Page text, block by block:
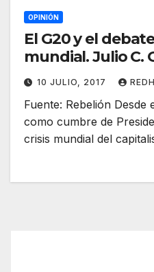
OPINIÓN
El G20 y el
mundial. Julio C.
10 JULIO, 2017
Fuente: Rebelión
como cumbre de
crisis mundial del